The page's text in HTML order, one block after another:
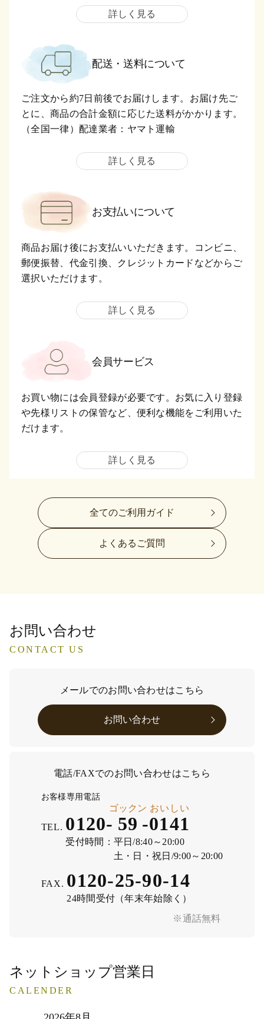
詳しく見る
配送・送料について
ご注文から約7日前後でお届けします。お届け先ご
とに、商品の合計金額に応じた送料がかかります。
（全国一律）配達業者：ヤマト運輸
詳しく見る
お支払いについて
商品お届け後にお支払いいただきます。コンビニ、
郵便振替、代金引換、クレジットカードなどからご
選択いただけます。
詳しく見る
会員サービス
お買い物には会員登録が必要です。お気に入り登録
や先様リストの保管など、便利な機能をご利用いた
だけます。
詳しく見る
全てのご利用ガイド
よくあるご質問
お問い合わせ
CONTACT US
メールでのお問い合わせはこちら
お問い合わせ
電話/FAXでのお問い合わせはこちら
※通話無料
お客様専用電話
TEL. 0120- 59
ゴックン
-0141
おいしい
受付時間： 平日/8:40～20:00
土・日・祝日/9:00～20:00
FAX. 0120-25-90-14
24時間受付（年末年始除く）
ネットショップ営業日
CALENDER